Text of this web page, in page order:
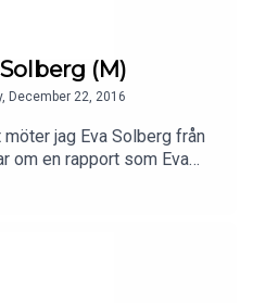
(M)
December 22, 2016
jag Eva Solberg från
om en rapport som Eva
för familjefrid". Vi
berör hela